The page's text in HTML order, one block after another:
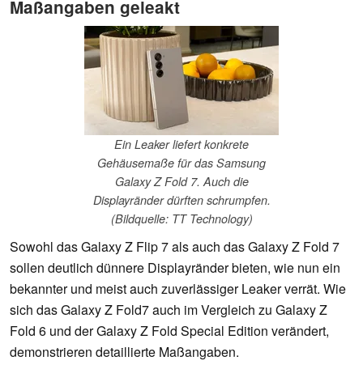
Maßangaben geleakt
Ein Leaker liefert konkrete
Gehäusemaße für das Samsung
Galaxy Z Fold 7. Auch die
Displayränder dürften schrumpfen.
(Bildquelle: TT Technology)
Sowohl das Galaxy Z Flip 7 als auch das Galaxy Z Fold 7
sollen deutlich dünnere Displayränder bieten, wie nun ein
bekannter und meist auch zuverlässiger Leaker verrät. Wie
sich das Galaxy Z Fold7 auch im Vergleich zu Galaxy Z
Fold 6 und der Galaxy Z Fold Special Edition verändert,
demonstrieren detaillierte Maßangaben.